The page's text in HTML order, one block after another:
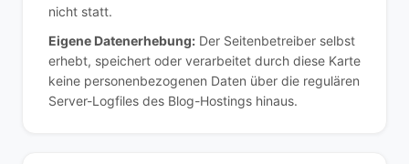
nicht statt.
Eigene Datenerhebung: Der Seitenbetreiber selbst
erhebt, speichert oder verarbeitet durch diese Karte
keine personenbezogenen Daten über die regulären
Server-Logfiles des Blog-Hostings hinaus.